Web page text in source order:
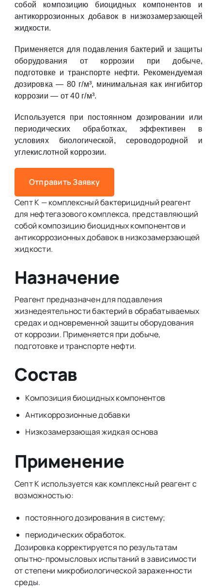
собой композицию биоцидных компонентов и
антикоррозионных добавок в низкозамерзающей
жидкости.
Применяется для подавления бактерий и защиты
оборудования от коррозии при добыче,
подготовке и транспорте нефти. Рекомендуемая
дозировка — 80 г/м³, минимальная как ингибитор
коррозии — от 40 г/м³.
Используется при постоянном дозировании или
периодических обработках, эффективен в
условиях биологической, сероводородной и
углекислотной коррозии.
Отправить Заявку
Септ К — комплексный бактерицидный реагент
для нефтегазового комплекса, представляющий
собой композицию биоцидных компонентов и
антикоррозионных добавок в низкозамерзающей
жидкости.
Назначение
Реагент предназначен для подавления
жизнедеятельности бактерий в обрабатываемых
средах и одновременной защиты оборудования
от коррозии. Применяется при добыче,
подготовке и транспорте нефти.
Состав
Композиция биоцидных компонентов
Антикоррозионные добавки
Низкозамерзающая жидкая основа
Применение
Септ К используется как комплексный реагент с
возможностью:
постоянного дозирования в систему;
периодических обработок.
Дозировка корректируется по результатам
опытно-промысловых испытаний в зависимости
от степени микробиологической зараженности
среды.